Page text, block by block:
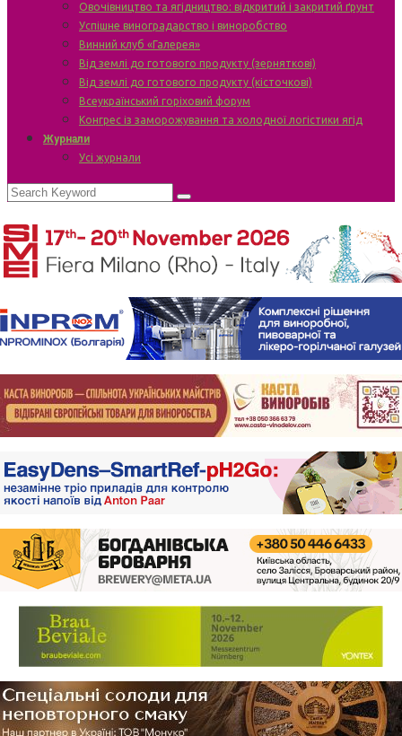
Овочівництво та ягідництво: відкритий і закритий ґрунт
Успішне виноградарство і виноробство
Винний клуб «Галерея»
Від землі до готового продукту (зерняткові)
Від землі до готового продукту (кісточкові)
Всеукраїнський горіховий форум
Конгрес із заморожування та холодної логістики ягід
Журнали
Усі журнали